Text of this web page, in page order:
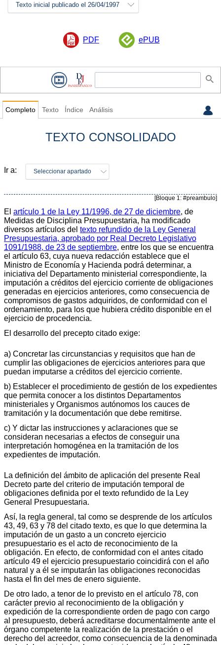
Texto inicial publicado el 26/04/1997
PDF ePUB
Completo Texto Índice Análisis
TEXTO CONSOLIDADO
Ir a: Seleccionar apartado
[Bloque 1: #preambulo]
El artículo 1 de la Ley 11/1996, de 27 de diciembre, de
Medidas de Disciplina Presupuestaria, ha modificado
diversos artículos del texto refundido de la Ley General
Presupuestaria, aprobado por Real Decreto Legislativo
1091/1988, de 23 de septiembre, entre los que se encuentra
el artículo 63, cuya nueva redacción establece que el
Ministro de Economía y Hacienda podrá determinar, a
iniciativa del Departamento ministerial correspondiente, la
imputación a créditos del ejercicio corriente de obligaciones
generadas en ejercicios anteriores, como consecuencia de
compromisos de gastos adquiridos, de conformidad con el
ordenamiento, para los que hubiera crédito disponible en el
ejercicio de procedencia.
El desarrollo del precepto citado exige:
a) Concretar las circunstancias y requisitos que han de
cumplir las obligaciones de ejercicios anteriores para que
puedan imputarse a créditos del ejercicio corriente.
b) Establecer el procedimiento de gestión de los expedientes
que permita conocer a los distintos Departamentos
ministeriales y Organismos autónomos los cauces de
tramitación y la documentación que debe remitirse.
c) Y dictar las instrucciones y aclaraciones que se
consideran necesarias a efectos de conseguir una
interpretación homogénea en la tramitación de los
expedientes de imputación.
La definición del ámbito de aplicación del presente Real
Decreto parte del criterio de imputación temporal de
obligaciones definida por el texto refundido de la Ley
General Presupuestaria.
Así, la regla general, tal como se desprende de los artículos
43, 49, 63 y 78 del citado texto, es que lo que determina la
imputación de un gasto a un concreto ejercicio
presupuestario es el acto de reconocimiento de la
obligación. En efecto, de conformidad con el antes citado
artículo 49 el ejercicio presupuestario coincidirá con el año
natural y a él se imputarán las obligaciones reconocidas
hasta el fin del mes de enero siguiente.
De otro lado, a tenor de lo previsto en el artículo 78, con
carácter previo al reconocimiento de la obligación y
expedición de la correspondiente orden de pago con cargo
al presupuesto, deberá acreditarse documentalmente ante el
órgano competente la realización de la prestación o el
derecho del acreedor, como consecuencia de la denominada